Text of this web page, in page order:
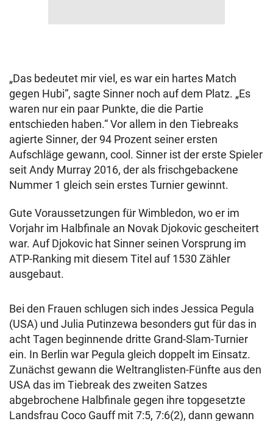
„Das bedeutet mir viel, es war ein hartes Match
gegen Hubi“, sagte Sinner noch auf dem Platz. „Es
waren nur ein paar Punkte, die die Partie
entschieden haben.“ Vor allem in den Tiebreaks
agierte Sinner, der 94 Prozent seiner ersten
Aufschläge gewann, cool. Sinner ist der erste Spieler
seit Andy Murray 2016, der als frischgebackene
Nummer 1 gleich sein erstes Turnier gewinnt.
Gute Voraussetzungen für Wimbledon, wo er im
Vorjahr im Halbfinale an Novak Djokovic gescheitert
war. Auf Djokovic hat Sinner seinen Vorsprung im
ATP-Ranking mit diesem Titel auf 1530 Zähler
ausgebaut.
Bei den Frauen schlugen sich indes Jessica Pegula
(USA) und Julia Putinzewa besonders gut für das in
acht Tagen beginnende dritte Grand-Slam-Turnier
ein. In Berlin war Pegula gleich doppelt im Einsatz.
Zunächst gewann die Weltranglisten-Fünfte aus den
USA das im Tiebreak des zweiten Satzes
abgebrochene Halbfinale gegen ihre topgesetzte
Landsfrau Coco Gauff mit 7:5, 7:6(2), dann gewann